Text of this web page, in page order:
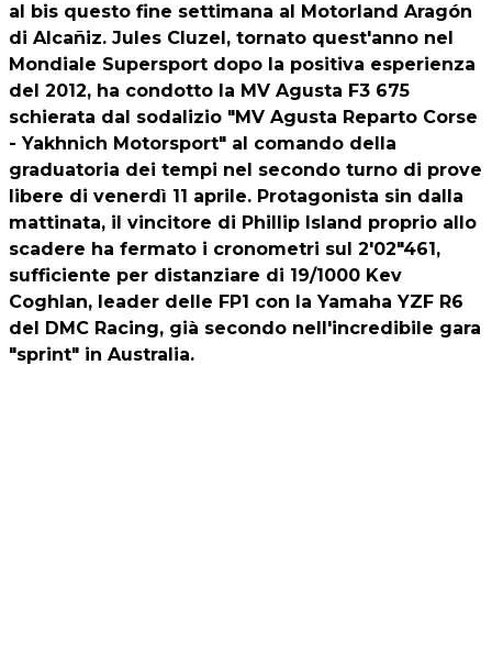
al bis questo fine settimana al Motorland Aragón
di Alcañiz. Jules Cluzel , tornato quest'anno nel
Mondiale Supersport dopo la positiva esperienza
del 2012, ha condotto la MV Agusta F3 675
schierata dal sodalizio "MV Agusta Reparto Corse
- Yakhnich Motorsport" al comando della
graduatoria dei tempi nel secondo turno di prove
libere di venerdì 11 aprile. Protagonista sin dalla
mattinata, il vincitore di Phillip Island proprio allo
scadere ha fermato i cronometri sul 2'02"461,
sufficiente per distanziare di 19/1000 Kev
Coghlan, leader delle FP1 con la Yamaha YZF R6
del DMC Racing, già secondo nell'incredibile gara
"sprint" in Australia.